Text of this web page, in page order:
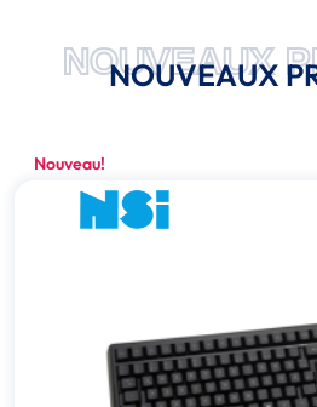
NOUVEAUX
NOUVEAUX
Nouveau!